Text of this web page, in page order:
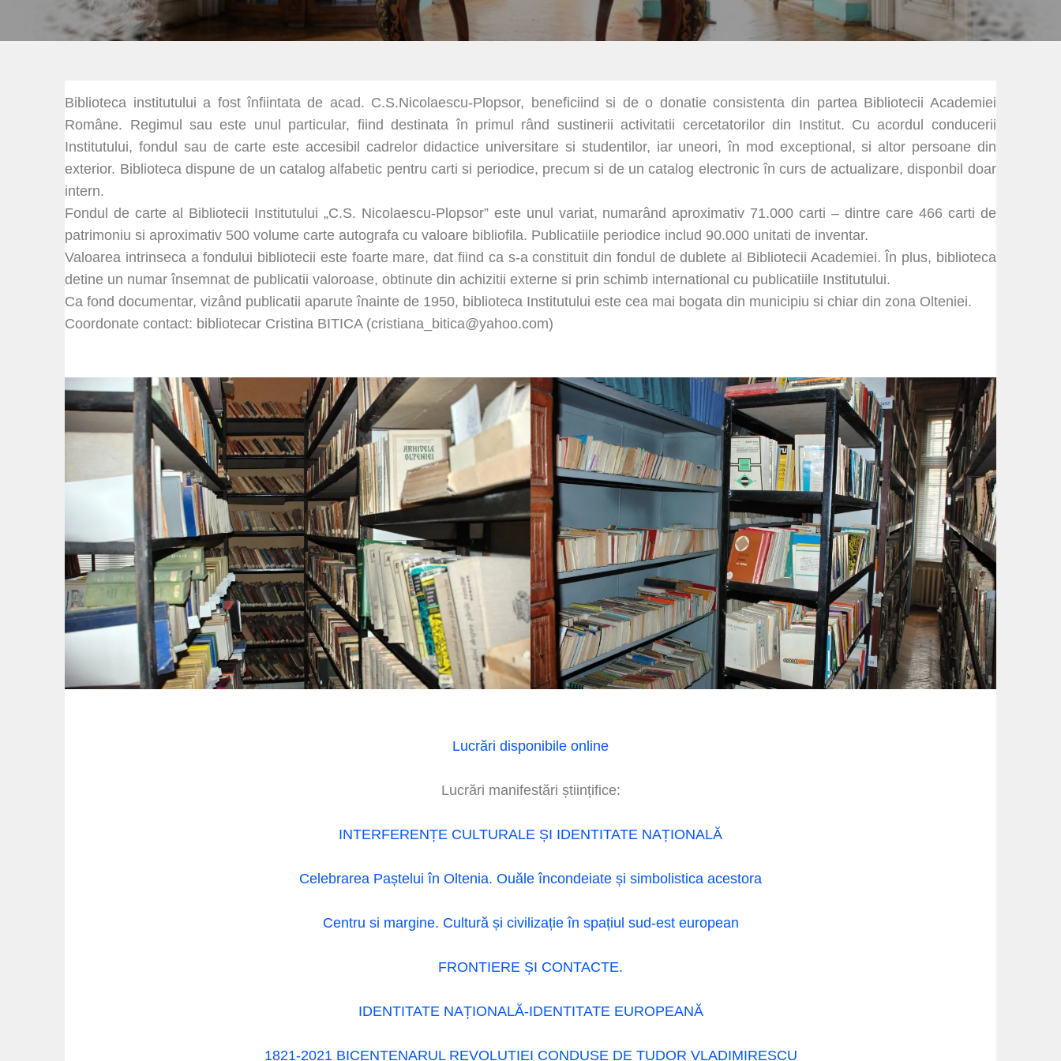
Biblioteca institutului a fost înfiintata de acad. C.S.Nicolaescu-Plopsor, beneficiind si de o donatie consistenta din partea Bibliotecii Academiei
Române. Regimul sau este unul particular, fiind destinata în primul rând sustinerii activitatii cercetatorilor din Institut. Cu acordul conducerii
Institutului, fondul sau de carte este accesibil cadrelor didactice universitare si studentilor, iar uneori, în mod exceptional, si altor persoane din
exterior. Biblioteca dispune de un catalog alfabetic pentru carti si periodice, precum si de un catalog electronic în curs de actualizare, disponbil doar
intern.
Fondul de carte al Bibliotecii Institutului „C.S. Nicolaescu-Plopsor” este unul variat, numarând aproximativ 71.000 carti – dintre care 466 carti de
patrimoniu si aproximativ 500 volume carte autografa cu valoare bibliofila. Publicatiile periodice includ 90.000 unitati de inventar.
Valoarea intrinseca a fondului bibliotecii este foarte mare, dat fiind ca s-a constituit din fondul de dublete al Bibliotecii Academiei. În plus, biblioteca
detine un numar însemnat de publicatii valoroase, obtinute din achizitii externe si prin schimb international cu publicatiile Institutului.
Ca fond documentar, vizând publicatii aparute înainte de 1950, biblioteca Institutului este cea mai bogata din municipiu si chiar din zona Olteniei.
Coordonate contact: bibliotecar Cristina BITICA (cristiana_bitica@yahoo.com)
Lucrări disponibile online
Lucrări manifestări științifice:
INTERFERENȚE CULTURALE ȘI IDENTITATE NAȚIONALĂ
Celebrarea Paștelui în Oltenia. Ouăle încondeiate și simbolistica acestora
Centru si margine. Cultură și civilizație în spațiul sud-est european
FRONTIERE ȘI CONTACTE.
IDENTITATE NAȚIONALĂ-IDENTITATE EUROPEANĂ
1821-2021 BICENTENARUL REVOLUȚIEI CONDUSE DE TUDOR VLADIMIRESCU